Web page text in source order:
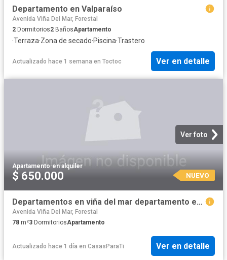
Departamento en Valparaíso
Avenida Viña Del Mar, Forestal
2 Dormitorios2 BañosApartamento
·Terraza·Zona de secado·Piscina·Trastero
Actualizado hace 1 semana en Toctoc Ver en detalle
Ver foto
Apartamento·en alquiler
$ 650.000 NUEVO
Departamentos en viña del mar departamento en arriendo de 3 dorm. en viña del mar
Avenida Viña Del Mar, Forestal
78 m²3 DormitoriosApartamento
Actualizado hace 1 día en CasasParaTi Ver en detalle